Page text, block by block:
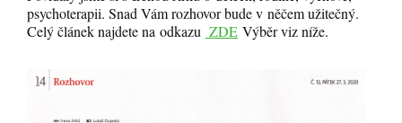
psychoterapii. Snad Vám rozhovor bude v něčem užitečný.
Celý článek najdete na odkazu ZDE Výběr viz níže.